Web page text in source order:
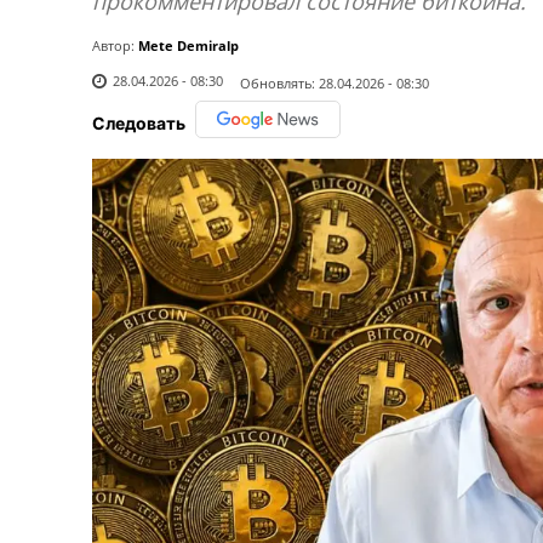
Автор: Mete Demiralp
28.04.2026 - 08:30
Обновлять: 28.04.2026 - 08:30
Следовать